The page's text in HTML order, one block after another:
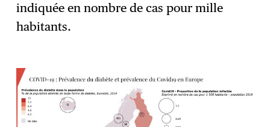
indiquée en nombre de cas pour mille
habitants.